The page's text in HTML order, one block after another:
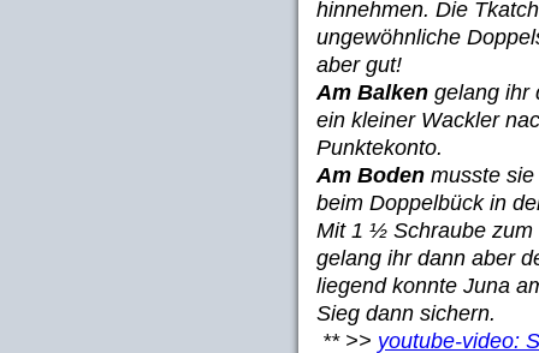
hinnehmen. Die
ungewöhnliche
aber gut!
Am Balken gelang ihr
ein kleiner Wackler
Punktekonto.
Am Boden musste
beim Doppelbück in
Mit 1 ½ Schraube zum
gelang ihr dann aber
liegend konnte Juna
Sieg dann sichern.
** >> youtube-video: